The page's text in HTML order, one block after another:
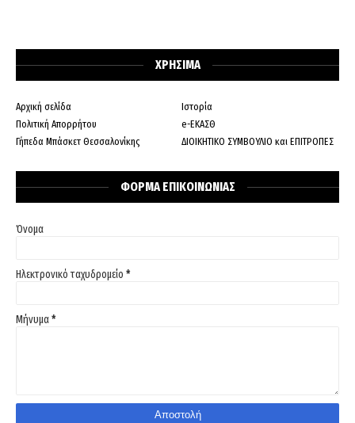
ΧΡΗΣΙΜΑ
Αρχική σελίδα
Ιστορία
Πολιτική Απορρήτου
e-ΕΚΑΣΘ
Γήπεδα Μπάσκετ Θεσσαλονίκης
ΔΙΟΙΚΗΤΙΚΟ ΣΥΜΒΟΥΛΙΟ και ΕΠΙΤΡΟΠΕΣ
ΦΟΡΜΑ ΕΠΙΚΟΙΝΩΝΙΑΣ
Όνομα
Ηλεκτρονικό ταχυδρομείο *
Μήνυμα*